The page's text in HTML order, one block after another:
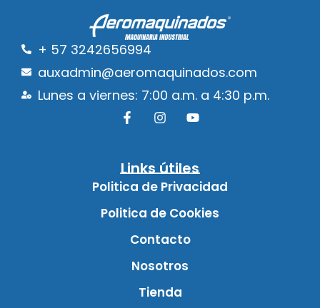
+ 57 3242656994
auxadmin@aeromaquinados.com
Lunes a viernes: 7:00 a.m. a 4:30 p.m.
Links útiles
Politica de Privacidad
Politica de Cookies
Contacto
Nosotros
Tienda